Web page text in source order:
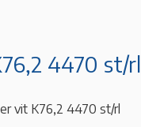
4470 st/rl
vit K76,2 4470 st/rl